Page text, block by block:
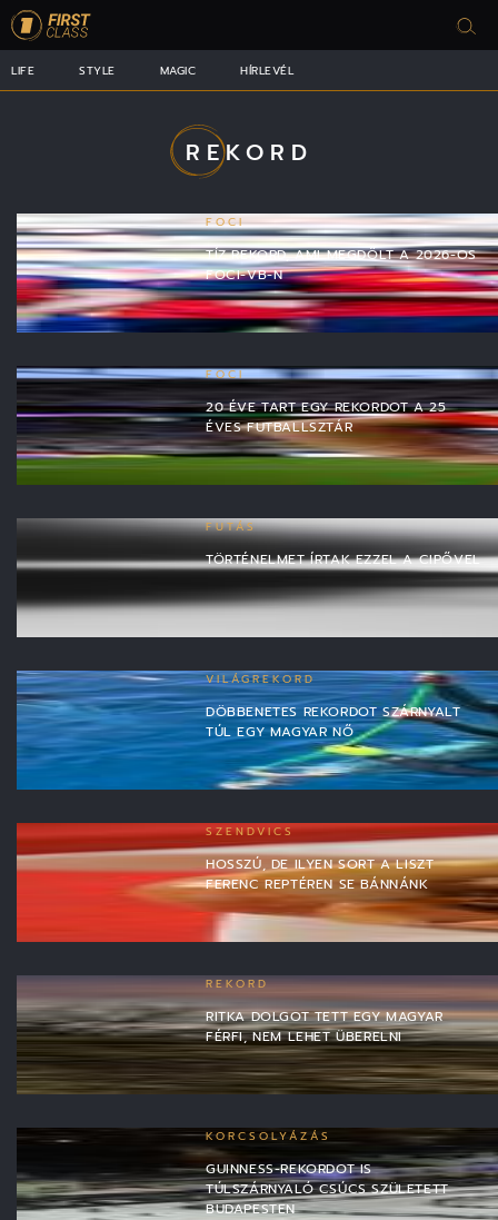
LIFE STYLE MAGIC HÍRLEVÉL
REKORD
FOCI
TÍZ REKORD, AMI MEGDŐLT A 2026-OS
FOCI-VB-N
FOCI
20 ÉVE TART EGY REKORDOT A 25
ÉVES FUTBALLSZTÁR
FUTÁS
TÖRTÉNELMET ÍRTAK EZZEL A CIPŐVEL
VILÁGREKORD
DÖBBENETES REKORDOT SZÁRNYALT
TÚL EGY MAGYAR NŐ
SZENDVICS
HOSSZÚ, DE ILYEN SORT A LISZT
FERENC REPTÉREN SE BÁNNÁNK
REKORD
RITKA DOLGOT TETT EGY MAGYAR
FÉRFI, NEM LEHET ÜBERELNI
KORCSOLYÁZÁS
GUINNESS-REKORDOT IS
TÚLSZÁRNYALÓ CSÚCS SZÜLETETT
BUDAPESTEN